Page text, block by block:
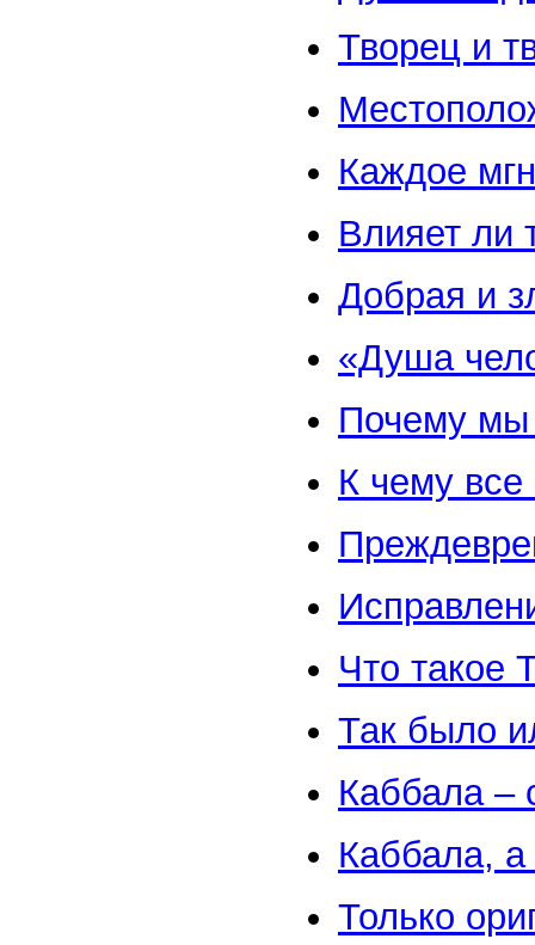
Творец и
Каждое
Влияет ли
Добрая и
«Душа
Почему мы
К чему
Что такое
Так было
Каббала –
Каббала,
Только